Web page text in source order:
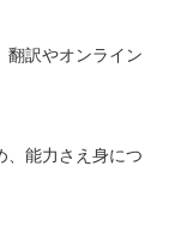
翻訳やオンライン
、能力さえ身につ